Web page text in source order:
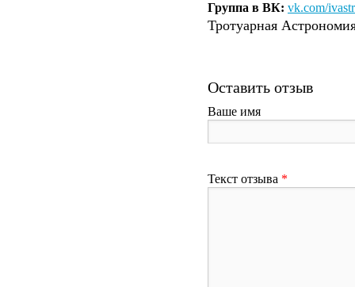
Группа в ВК: vk.com/
Тротуарная
Оставить отзыв
Ваше имя
Текст отзыва *